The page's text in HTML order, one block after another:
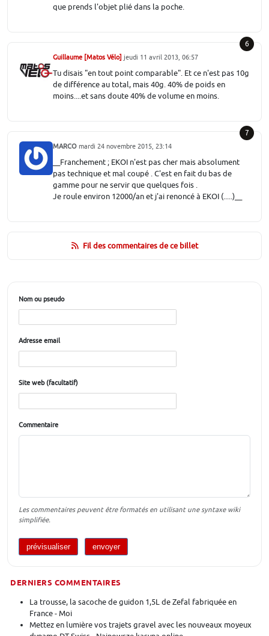
que prends l'objet plié dans la poche.
6
Guillaume [Matos Vélo] jeudi 11 avril 2013, 06:57
Tu disais "en tout point comparable". Et ce n'est pas 10g
de différence au total, mais 40g. 40% de poids en
moins....et sans doute 40% de volume en moins.
7
MARCO mardi 24 novembre 2015, 23:14
__Franchement ; EKOI n'est pas cher mais absolument
pas technique et mal coupé . C'est en fait du bas de
gamme pour ne servir que quelques fois .
Je roule environ 12000/an et j'ai renoncé à EKOI (.....)__
Fil des commentaires de ce billet
Nom ou pseudo
Adresse email
Site web (facultatif)
Commentaire
Les commentaires peuvent être formatés en utilisant une syntaxe wiki
simplifiée.
DERNIERS COMMENTAIRES
La trousse, la sacoche de guidon 1,5L de Zefal fabriquée en
France - Moi
Mettez en lumière vos trajets gravel avec les nouveaux moyeux